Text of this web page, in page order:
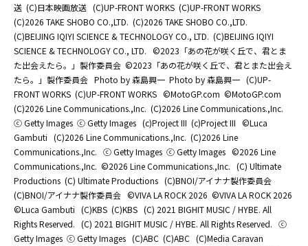
送 (C)日本映画放送 (C)UP-FRONT WORKS (C)UP-FRONT WORKS
(C)2026 TAKE SHOBO CO.,LTD. (C)2026 TAKE SHOBO CO.,LTD.
(C)BEIJING IQIYI SCIENCE & TECHNOLOGY CO., LTD. (C)BEIJING IQIYI
SCIENCE & TECHNOLOGY CO., LTD. ©2023「あの花が咲く丘で、君とま
た出会えたら。」製作委員会 ©2023「あの花が咲く丘で、君とまた出会え
たら。」製作委員会 Photo by 森島興一 Photo by 森島興一 (C)UP-
FRONT WORKS (C)UP-FRONT WORKS ©MotoGP.com ©MotoGP.com
(C)2026 Line Communications.,Inc. (C)2026 Line Communications.,Inc.
ⓒ Getty Images ⓒ Getty Images (c)Project III (c)Project III ©Luca
Gambuti (C)2026 Line Communications.,Inc. (C)2026 Line
Communications.,Inc. ⓒ Getty Images ⓒ Getty Images ©2026 Line
Communications.,Inc. ©2026 Line Communications.,Inc. (C) Ultimate
Productions (C) Ultimate Productions (C)BNOI/アイナナ製作委員会
(C)BNOI/アイナナ製作委員会 ©️VIVA LA ROCK 2026 ©️VIVA LA ROCK 2026
©Luca Gambuti (C)KBS (C)KBS (C) 2021 BIGHIT MUSIC / HYBE. All
Rights Reserved. (C) 2021 BIGHIT MUSIC / HYBE. All Rights Reserved. ⓒ
Getty Images ⓒ Getty Images (C)ABC (C)ABC (C)Media Caravan